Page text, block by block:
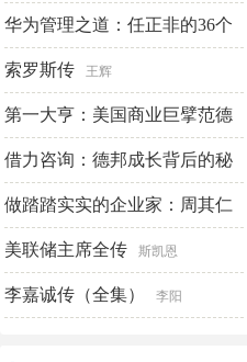
华为管理之道：任正非的36个
管理高频词 邓斌
索罗斯传 王辉
第一大亨：美国商业巨擘范德
比尔特的伟大人生（全集）
T·J·斯泰尔斯
借力咨询：德邦成长背后的秘
密 官同良 王祥伍
做踏踏实实的企业家：周其仁
随访以色列七夕谈 贾林男
美联储主席全传 斯凯恩
李嘉诚传（全集） 李阳